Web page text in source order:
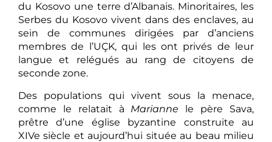
du Kosovo une terre d’Albanais. Minoritaires, les
Serbes du Kosovo vivent dans des enclaves, au
sein de communes dirigées par d’anciens
membres de l’UÇK, qui les ont privés de leur
langue et relégués au rang de citoyens de
seconde zone.
Des populations qui vivent sous la menace,
comme le relatait à Marianne le père Sava,
prêtre d’une église byzantine construite au
XIVe siècle et aujourd’hui située au beau milieu